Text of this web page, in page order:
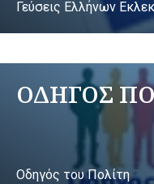
Γεύσεις Ελλήνων
ΟΔΗΓΟΣ
Οδηγός του Πολίτη